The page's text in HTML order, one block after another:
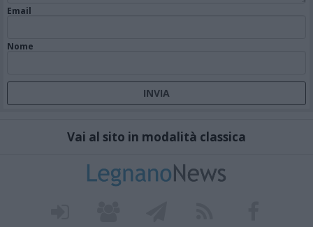
Email
Nome
Vai al sito in modalità classica